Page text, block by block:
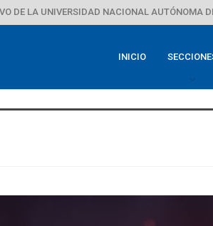
DE LA UNIVERSIDAD NACIONAL AUTÓNOMA
INICIO